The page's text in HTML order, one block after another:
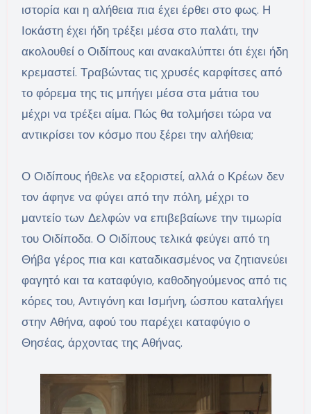
ιστορία και η αλήθεια πια έχει έρθει στο φως. Η
Ιοκάστη έχει ήδη τρέξει μέσα στο παλάτι, την
ακολουθεί ο Οιδίπους και ανακαλύπτει ότι έχει ήδη
κρεμαστεί. Τραβώντας τις χρυσές καρφίτσες από
το φόρεμα της τις μπήγει μέσα στα μάτια του
μέχρι να τρέξει αίμα. Πώς θα τολμήσει τώρα να
αντικρίσει τον κόσμο που ξέρει την αλήθεια;
Ο Οιδίπους ήθελε να εξοριστεί, αλλά ο Κρέων δεν
τον άφηνε να φύγει από την πόλη, μέχρι το
μαντείο των Δελφών να επιβεβαίωνε την τιμωρία
του Οιδίποδα. Ο Οιδίπους τελικά φεύγει από τη
Θήβα γέρος πια και καταδικασμένος να ζητιανεύει
φαγητό και τα καταφύγιο, καθοδηγούμενος από τις
κόρες του, Αντιγόνη και Ισμήνη, ώσπου καταλήγει
στην Αθήνα, αφού του παρέχει καταφύγιο ο
Θησέας, άρχοντας της Αθήνας.